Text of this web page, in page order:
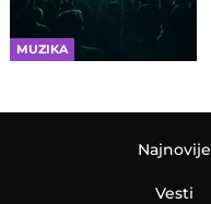
MUZIKA
Najnovije
Vesti